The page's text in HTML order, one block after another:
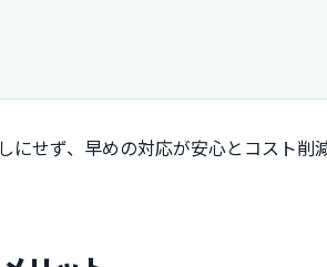
せず、早めの対応が安心とコスト削